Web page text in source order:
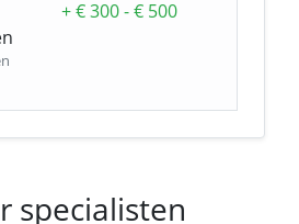
+ € 300 - € 500
specialisten